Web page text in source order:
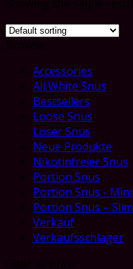
Accessories
All White Snus
Bestsellers
Loose Snus
Loser Snus
Neue Produkte
Nikotinfreier Snus
Portion Snus
Portion Snus - Mini
Portion Snus – Slim
Verkauf
Verkaufsschlager